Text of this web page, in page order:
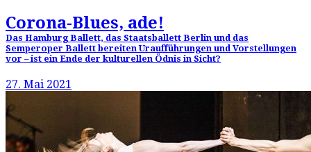
Corona-Blues, ade!
Das Hamburg Ballett, das Staatsballett Berlin und das
Semperoper Ballett bereiten Uraufführungen und Vorstellungen
vor – ist ein Ende der kulturellen Ödnis in Sicht?
27. Mai 2021